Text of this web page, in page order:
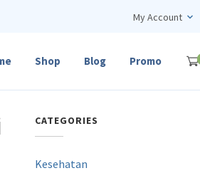
My Account
Shop Blog Promo
CATEGORIES
Kesehatan